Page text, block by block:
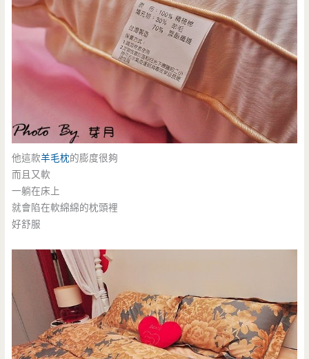
他這款羊毛枕的膨度很夠
而且又軟
一躺在床上
就會陷在軟綿綿的枕頭裡
好舒服